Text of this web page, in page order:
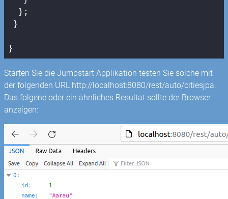
  };
}
}
Starten Sie die Jumpstart Applikation testen Sie solche mit
der folgenden URL http://localhost:8080/rest/auto/citiesjpa.
Das folgene oder ein ähnliches Resultat sollte der Browser
anzeigen: